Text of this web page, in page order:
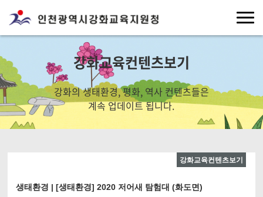
강화교육컨텐츠보기
강화의 생태환경, 평화, 역사 컨텐츠들은
계속 업데이트 됩니다.
강화교육컨텐츠보기
생태환경 | [생태환경] 2020 저어새 탐험대 (화도면)